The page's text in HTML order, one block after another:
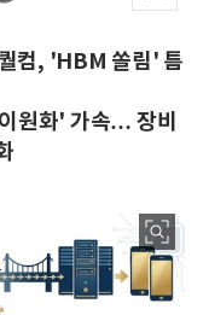
컴, 'HBM 쏠림' 틈
원화' 가속… 장비